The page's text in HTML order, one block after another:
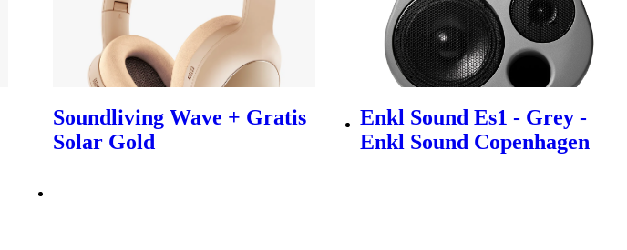
Soundliving Wave + Gratis
Solar Gold
Enkl Sound Es1 - Grey -
Enkl Sound Copenhagen